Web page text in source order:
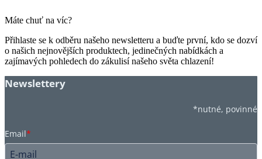
Máte chuť na víc?
Přihlaste se k odběru našeho newsletteru a buďte první, kdo se dozví
o našich nejnovějších produktech, jedinečných nabídkách a
zajímavých pohledech do zákulisí našeho světa chlazení!
Newslettery
*nutné, povinné
Email*